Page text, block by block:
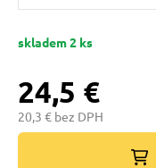
skladem 2 ks
24,5 €
20,3 € bez DPH